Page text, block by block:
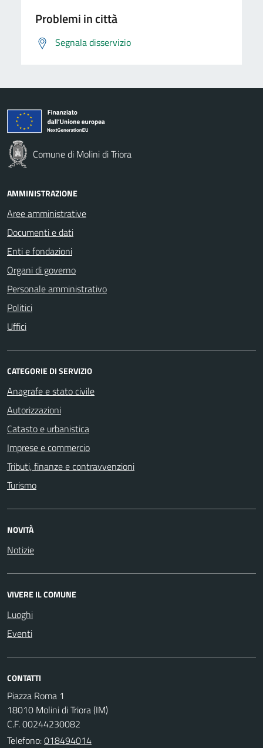
Problemi in città
Segnala disservizio
Comune di Molini di Triora
AMMINISTRAZIONE
Aree amministrative
Documenti e dati
Enti e fondazioni
Organi di governo
Personale amministrativo
Politici
Uffici
CATEGORIE DI SERVIZIO
Anagrafe e stato civile
Autorizzazioni
Catasto e urbanistica
Imprese e commercio
Tributi, finanze e contravvenzioni
Turismo
NOVITÀ
Notizie
VIVERE IL COMUNE
Luoghi
Eventi
CONTATTI
Piazza Roma 1
18010 Molini di Triora (IM)
C.F. 00244230082
Telefono:018494014